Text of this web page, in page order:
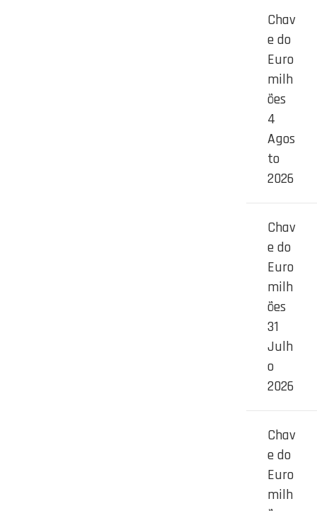
Chav
e do
Euro
milh
ões
4
Agos
to
2026
Chav
e do
Euro
milh
ões
31
Julh
o
2026
Chav
e do
Euro
milh